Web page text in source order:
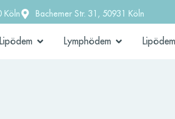
Köln Bachemer Str. 31, 50931 Köln
Lipödem Lymphödem